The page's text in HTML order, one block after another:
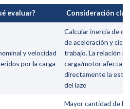
evaluar? Consideración
y velocidad
por la carga
Calcular inercia de
de aceleración y ciclo
trabajo. La relación
carga/motor afecta
directamente la
del lazo
Mayor cantidad de